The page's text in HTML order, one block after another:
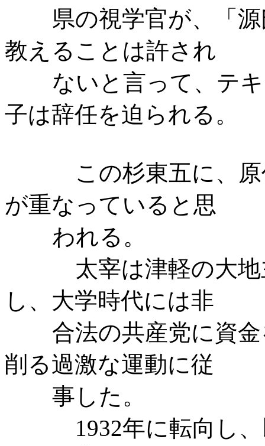
県の視学官が、「
教えることは許され
ないと言って、テ
子は辞任を迫られる。
この杉東五に、原
が重なっていると思
われる。
太宰は津軽の大地
し、大学時代には非
合法の共産党に資
削る過激な運動に従
事した。
1932年に転向し